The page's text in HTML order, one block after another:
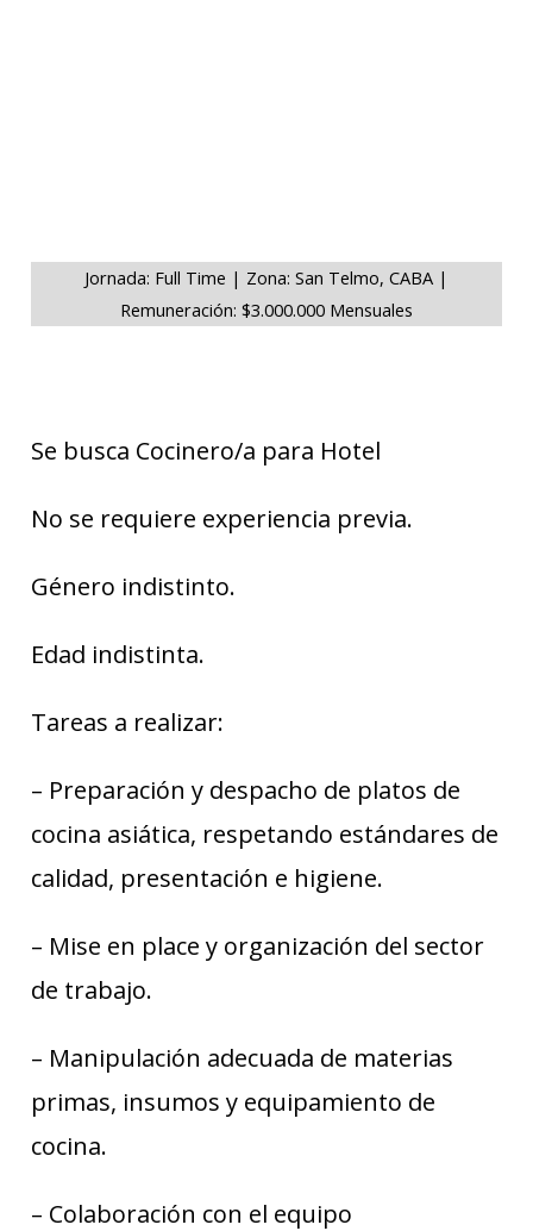
Jornada: Full Time | Zona: San Telmo, CABA |
Remuneración: $3.000.000 Mensuales
Se busca Cocinero/a para Hotel
No se requiere experiencia previa.
Género indistinto.
Edad indistinta.
Tareas a realizar:
– Preparación y despacho de platos de
cocina asiática, respetando estándares de
calidad, presentación e higiene.
– Mise en place y organización del sector
de trabajo.
– Manipulación adecuada de materias
primas, insumos y equipamiento de
cocina.
– Colaboración con el equipo